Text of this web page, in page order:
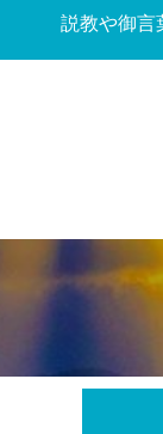
説教や御言